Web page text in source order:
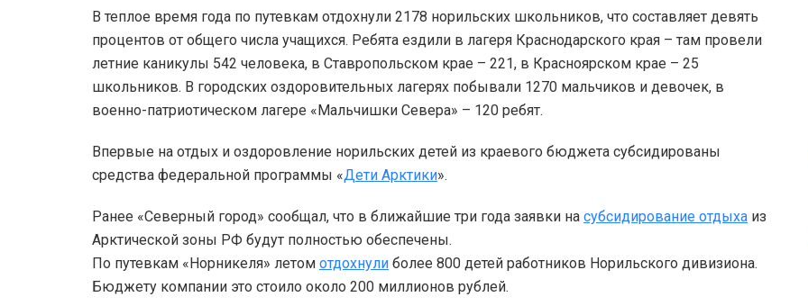
В теплое время года по путевкам отдохнули 2178 норильских школьников, что составляет девять
процентов от общего числа учащихся. Ребята ездили в лагеря Краснодарского края – там провели
летние каникулы 542 человека, в Ставропольском крае – 221, в Красноярском крае – 25
школьников. В городских оздоровительных лагерях побывали 1270 мальчиков и девочек, в
военно-патриотическом лагере «Мальчишки Севера» – 120 ребят.
Впервые на отдых и оздоровление норильских детей из краевого бюджета субсидированы
средства федеральной программы «Дети Арктики».
Ранее «Северный город» сообщал, что в ближайшие три года заявки на субсидирование отдыха из
Арктической зоны РФ будут полностью обеспечены.
По путевкам «Норникеля» летом отдохнули более 800 детей работников Норильского дивизиона.
Бюджету компании это стоило около 200 миллионов рублей.